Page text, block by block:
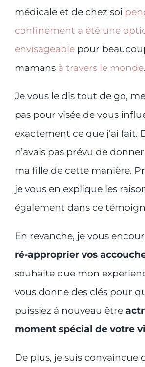
médicale et de chez soi
confinement a été une
envisageablepour
mamans à travers le monde.
Je vous le dis tout de go,
pas pour visée de vous
exactement ce que j’ai fait.
n’avais pas prévu de
ma fille de cette manière.
je vous en explique les
également dans ce
En revanche, je vous
ré-approprier vos
souhaite que mon
vous donne des clés pour
puissiez à nouveau être
moment spécial de votre
De plus, je suis convaincue